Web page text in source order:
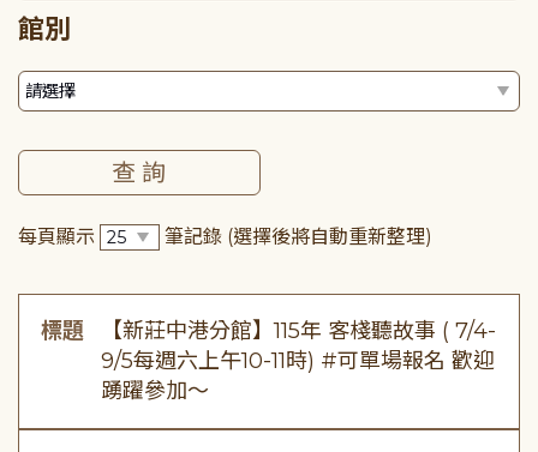
館別
每頁顯示 筆記錄 (選擇後將自動重新整理)
標題
【新莊中港分館】115年 客棧聽故事 ( 7/4-
9/5每週六上午10-11時) #可單場報名 歡迎
踴躍參加～